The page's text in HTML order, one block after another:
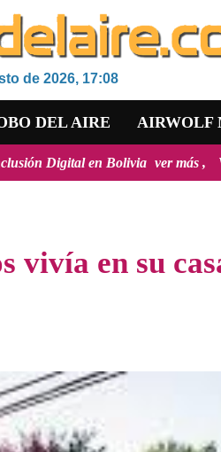
de 2026, 17:08
DEL AIRE AIRWOLF
ver más Viceministro de Medio
vivía en su